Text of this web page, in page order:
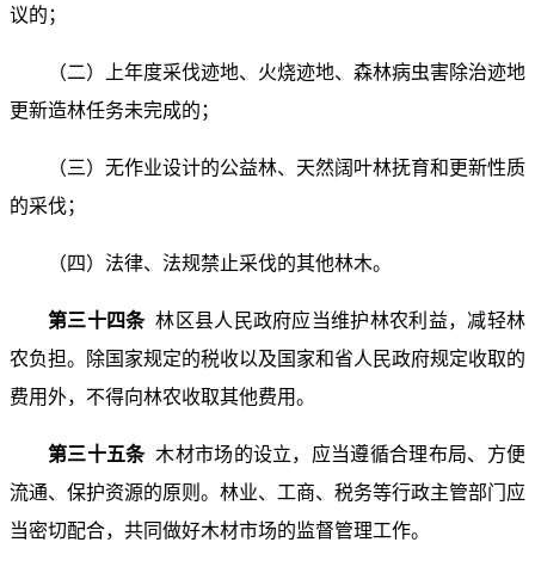
议的；
（二）上年度采伐迹地、火烧迹地、森林病虫害除治迹地
更新造林任务未完成的；
（三）无作业设计的公益林、天然阔叶林抚育和更新性质
的采伐；
（四）法律、法规禁止采伐的其他林木。
第三十四条林区县人民政府应当维护林农利益，减轻林
农负担。除国家规定的税收以及国家和省人民政府规定收取的
费用外，不得向林农收取其他费用。
第三十五条 木材市场的设立，应当遵循合理布局、方便
流通、保护资源的原则。林业、工商、税务等行政主管部门应
当密切配合，共同做好木材市场的监督管理工作。